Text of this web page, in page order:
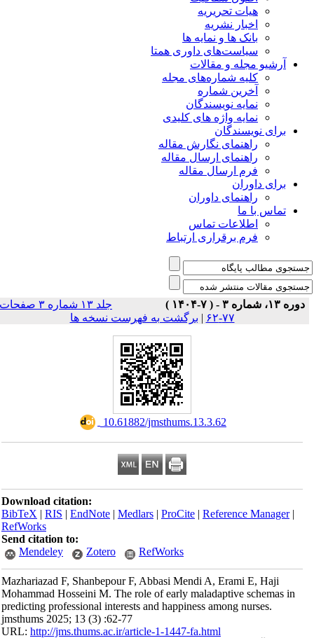
هیات تحریریه
اخبار نشریه
بانک ها و نمایه ها
سیاست‌های داوری همتا
مجله و مقالات
کلیه شماره‌های مجله
آخرین شماره
نمایه نویسندگان
نمایه واژه های کلیدی
نویسندگان
راهنمای نگارش مقاله
راهنمای ارسال مقاله
فرم ارسال مقاله
داوران
راهنمای داوران
با ما
اطلاعات تماس
فرم برقراری ارتباط
جلد ۱۳ شماره ۳ صفحات
برگشت به فهرست نسخه ها
‎ 10.61882/jmsthums.13.3.62
Download citation:
BibTeX|RIS|EndNote| Medlars| ProCite|Reference
RefWorks
Send citation to:
Mendeley
Zotero RefWorks
Mazhariazad F, Shanbepour F, Abbasi Mendi A, Erami E,
Mohammad Hosseini M. The role of early maladaptive
predicting professional interests and happiness among nurses.
jmsthums 2025; 13 (3) :62-77
URL:http://jms.thums.ac.ir/article-1-1447-fa.html